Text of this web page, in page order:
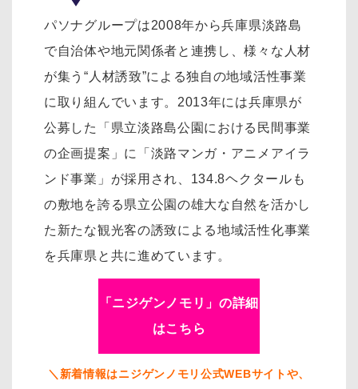
パソナグループは2008年から兵庫県淡路島
で自治体や地元関係者と連携し、様々な人材
が集う“人材誘致”による独自の地域活性事業
に取り組んでいます。2013年には兵庫県が
公募した「県立淡路島公園における民間事業
の企画提案」に「淡路マンガ・アニメアイラ
ンド事業」が採用され、134.8ヘクタールも
の敷地を誇る県立公園の雄大な自然を活かし
た新たな観光客の誘致による地域活性化事業
を兵庫県と共に進めています。
「ニジゲンノモリ」の詳細
はこちら
＼新着情報はニジゲンノモリ公式WEBサイトや、